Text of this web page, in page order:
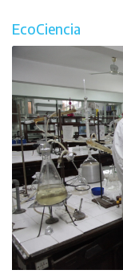
EcoCiencia